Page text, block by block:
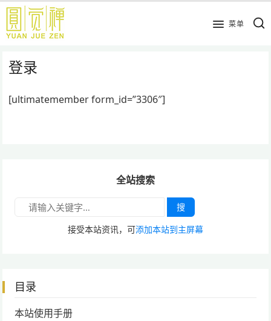
跳
主
菜单
登录
[ultimatemember form_id=”3306″]
全站搜索
搜
接受本站资讯，可添加本站到主屏幕
目录
本站使用手册